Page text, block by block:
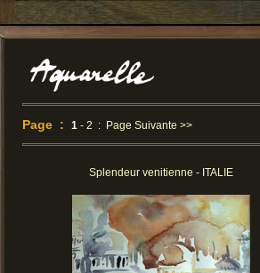
Page : 1- 2 : Page Suivante >>
Splendeur venitienne - ITALIE